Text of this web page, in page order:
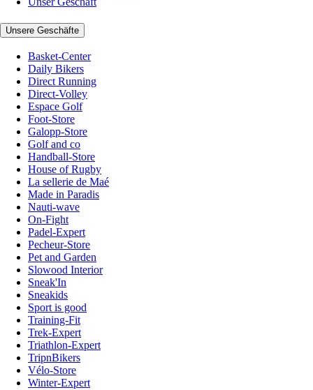
Unsere Geschäfte
Basket-Center
Daily Bikers
Direct Running
Direct-Volley
Espace Golf
Foot-Store
Galopp-Store
Golf and co
Handball-Store
House of Rugby
La sellerie de Maé
Made in Paradis
Nauti-wave
On-Fight
Padel-Expert
Pecheur-Store
Pet and Garden
Slowood Interior
Sneak'In
Sneakids
Sport is good
Training-Fit
Trek-Expert
Triathlon-Expert
TripnBikers
Vélo-Store
Winter-Expert